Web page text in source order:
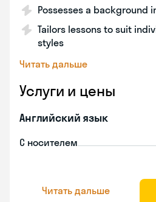
Possesses a background
Tailors lessons to suit
styles
Читать дальше
Услуги и цены
Английский язык
С носителем
Читать дальше